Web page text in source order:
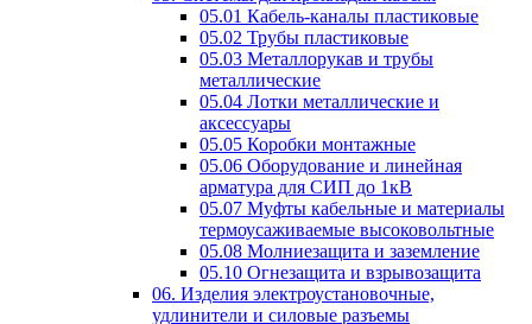
05.01 Кабель-каналы пластиковые
05.02 Трубы пластиковые
05.03 Металлорукав и трубы
металлические
05.04 Лотки металлические и
аксессуары
05.05 Коробки монтажные
05.06 Оборудование и линейная
арматура для СИП до 1кВ
05.07 Муфты кабельные и материалы
термоусаживаемые высоковольтные
05.08 Молниезащита и заземление
05.10 Огнезащита и взрывозащита
06. Изделия электроустановочные,
удлинители и силовые разъемы